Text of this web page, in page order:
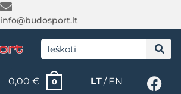
info@budosport.lt
0,00€ 0 LT EN